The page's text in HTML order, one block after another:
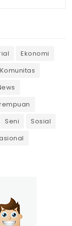
Ekonomi
Komunitas
Seni
Sosial